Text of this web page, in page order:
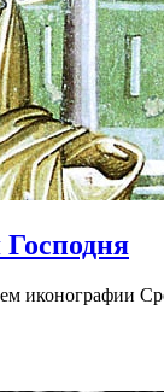
иконографии